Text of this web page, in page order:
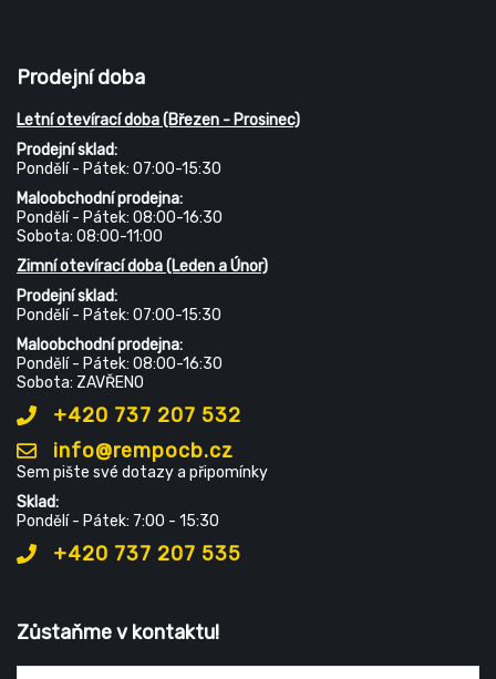
Prodejní doba
Letní otevírací doba (Březen - Prosinec)
Prodejní sklad:
Pondělí - Pátek: 07:00-15:30
Maloobchodní prodejna:
Pondělí - Pátek: 08:00-16:30
Sobota: 08:00-11:00
Zimní otevírací doba (Leden a Únor)
Prodejní sklad:
Pondělí - Pátek: 07:00-15:30
Maloobchodní prodejna:
Pondělí - Pátek: 08:00-16:30
Sobota: ZAVŘENO
+420 737 207 532
info@rempocb.cz
Sem pište své dotazy a připomínky
Sklad:
Pondělí - Pátek: 7:00 - 15:30
+420 737 207 535
Zůstaňme v kontaktu!